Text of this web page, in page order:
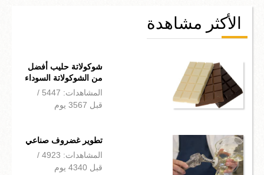
الأكثر مشاهدة
شوكولاتة حليب أفضل
من الشوكولاتة السوداء
المشاهدات: 5447 /
قبل 3567 يوم
تطوير غضروف صناعي
المشاهدات: 4923 /
قبل 4340 يوم